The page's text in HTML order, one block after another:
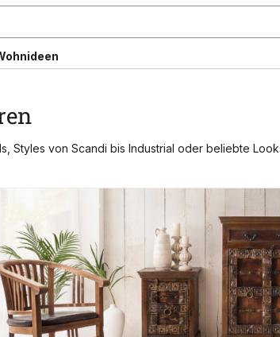
Styles von Scandi bis Industrial oder beliebte